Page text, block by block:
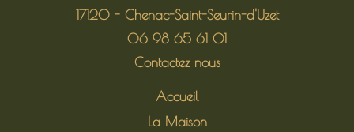
17120 - Chenac-Saint-Seurin-d'Uzet
06 98 65 61 01
Contactez nous
Accueil
La Maison